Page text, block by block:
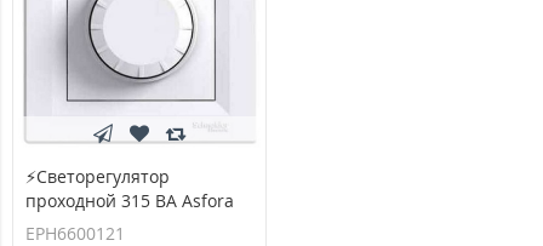
⚡Светорегулятор
проходной 315 ВА Asfora
белый (EPH6600121)
EPH6600121